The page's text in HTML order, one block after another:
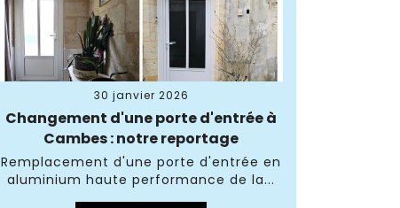
30 janvier 2026
Changement d'une porte d'entrée à
Cambes : notre reportage
Remplacement d'une porte d'entrée en
aluminium haute performance de la...